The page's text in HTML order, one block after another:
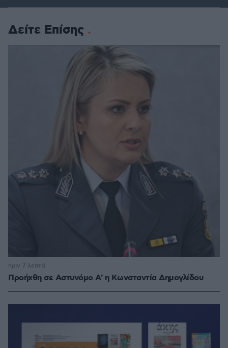
Δείτε Επίσης
Προήχθη σε Αστυνόμο Α' η Κωνσταντία Δημογλίδου
πριν 7 λεπτά